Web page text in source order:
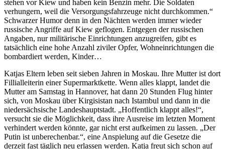
stehen vor Kiew und haben kein Benzin mehr. Die Soldaten
verhungern, weil die Versorgungsfahrzeuge nicht durchkommen.“
Schwarzer Humor denn in den Nächten werden immer wieder
russische Angriffe auf Kiew geflogen. Entgegen der russischen
Angaben, nur militärische Einrichtungen anzugreifen, gibt es
tatsächlich eine hohe Anzahl ziviler Opfer, Wohneinrichtungen die
bombardiert werden, Kinder…
Katjas Eltern leben seit sieben Jahren in Moskau. Ihre Mutter ist dort
Fillialleiterin einer Supermarktkette. Wenn alles klappt, landet die
Mutter am Samstag in Hannover, hat dann 20 Stunden Flug hinter
sich, von Moskau über Kirgisistan nach Istambul und dann in die
niedersächsische Landeshauptstadt. „Hoffentlich klappt alles!“,
versucht sie die Möglichkeit, dass ihre Ausreise im letzten Moment
verhindert werden könnte, gar nicht erst aufkeimen zu lassen. „Der
Putin ist unberechenbar.“, eine Anspielung auf die Gesetze die
derzeit fast täglich neu erlassen werden. Katja freut sich schon auf